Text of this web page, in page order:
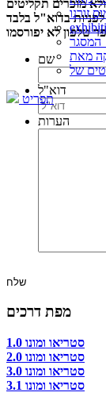
זורנו
תפריט
שם
דוא"ל
הערות
מפת דרכים
סטריאו ומונו 1.0
סטריאו ומונו 2.0
סטריאו ומונו 3.0
סטריאו ומונו 3.1